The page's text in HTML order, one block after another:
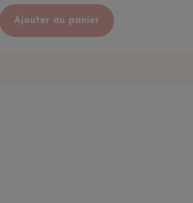
Ajouter au panier